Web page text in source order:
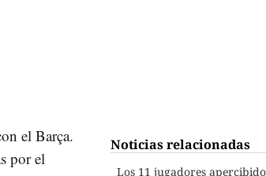
Noticias relacionadas
Los 11 jugadores
el Barça.
por el